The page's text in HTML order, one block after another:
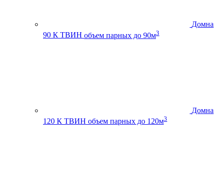
Домна
90 К ТВИН объем парных до 90м3
Домна
120 К ТВИН объем парных до 120м3